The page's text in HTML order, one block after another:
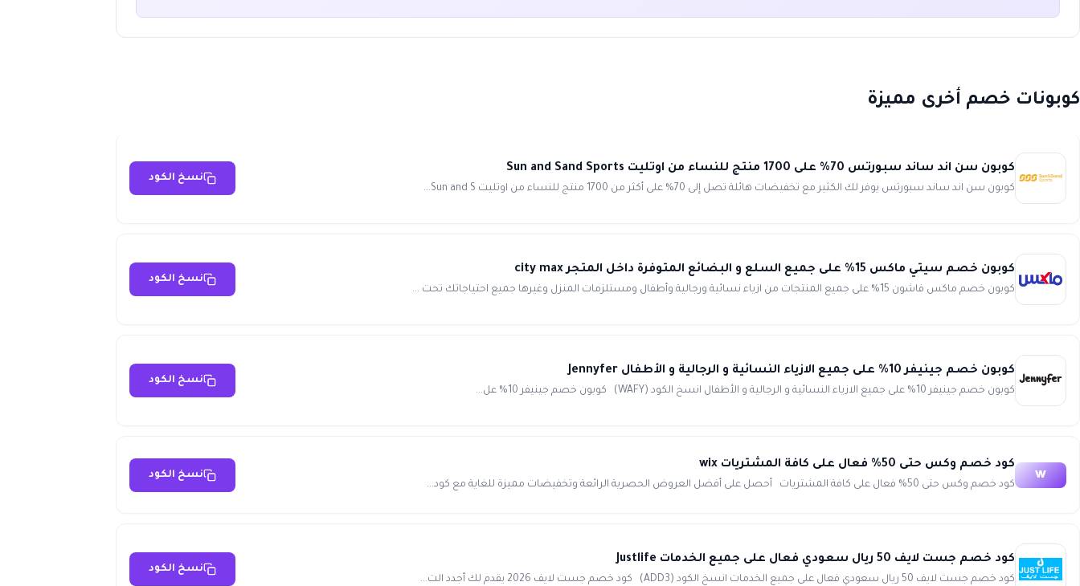
كوبونات خصم أخرى مميزة
كوبون سن اند ساند سبورتس 70% على 1700 منتج للنساء من اوتليت Sun and Sand Sports
كوبون سن اند ساند سبورتس يوفر لك الكثير مع تخفيضات هائلة تصل إلى 70% على أكثر من 1700 منتج للنساء من اوتليت Sun and S...
نسخ الكود
كوبون خصم سيتي ماكس 15% على جميع السلع و البضائع المتوفرة داخل المتجر city max
كوبون خصم ماكس فاشون 15% على جميع المنتجات من ازياء نسائية ورجالية وأطفال ومستلزمات المنزل وغيرها جميع احتياجاتك تحت ...
نسخ الكود
كوبون خصم جينيفر 10% على جميع الازياء النسائية و الرجالية و الأطفال Jennyfer
كوبون خصم جينيفر 10% على جميع الازياء النسائية و الرجالية و الأطفال انسخ الكود (WAFY) كوبون خصم جينيفر 10% عل...
نسخ الكود
w
كود خصم وكس حتى 50% فعال على كافة المشتريات wix
كود خصم وكس حتى 50% فعال على كافة المشتريات أحصل على أفضل العروض الحصرية الرائعة وتخفيضات مميزة للغاية مع كود...
نسخ الكود
كود خصم جست لايف 50 ريال سعودي فعال على جميع الخدمات Justlife
كود خصم جست لايف 50 ريال سعودي فعال على جميع الخدمات انسخ الكود (ADD3) كود خصم جست لايف 2026 يقدم لك أجدد الت...
نسخ الكود